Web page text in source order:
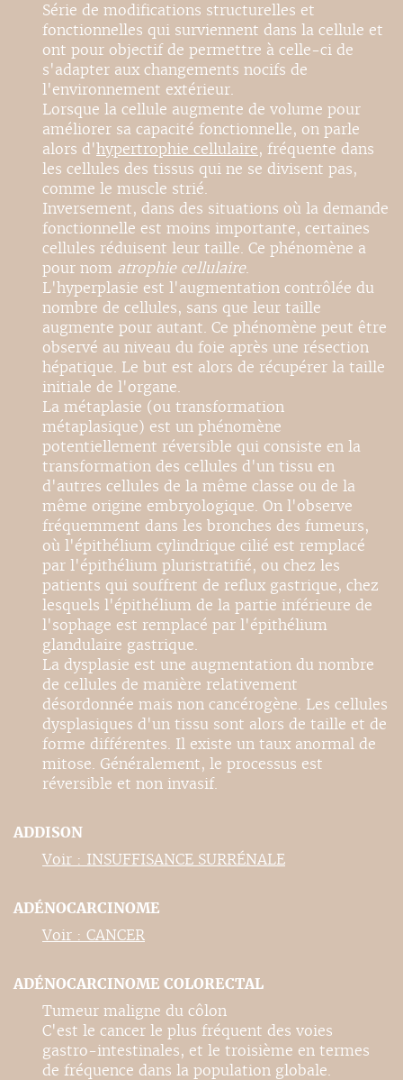
Série de modifications structurelles et
fonctionnelles qui surviennent dans la cellule et
ont pour objectif de permettre à celle-ci de
s'adapter aux changements nocifs de
l'environnement extérieur.
Lorsque la cellule augmente de volume pour
améliorer sa capacité fonctionnelle, on parle
alors d'hypertrophie cellulaire, fréquente dans
les cellules des tissus qui ne se divisent pas,
comme le muscle strié.
Inversement, dans des situations où la demande
fonctionnelle est moins importante, certaines
cellules réduisent leur taille. Ce phénomène a
pour nom atrophie cellulaire.
L'hyperplasie est l'augmentation contrôlée du
nombre de cellules, sans que leur taille
augmente pour autant. Ce phénomène peut être
observé au niveau du foie après une résection
hépatique. Le but est alors de récupérer la taille
initiale de l'organe.
La métaplasie (ou transformation
métaplasique) est un phénomène
potentiellement réversible qui consiste en la
transformation des cellules d'un tissu en
d'autres cellules de la même classe ou de la
même origine embryologique. On l'observe
fréquemment dans les bronches des fumeurs,
où l'épithélium cylindrique cilié est remplacé
par l'épithélium pluristratifié, ou chez les
patients qui souffrent de reflux gastrique, chez
lesquels l'épithélium de la partie inférieure de
l'sophage est remplacé par l'épithélium
glandulaire gastrique.
La dysplasie est une augmentation du nombre
de cellules de manière relativement
désordonnée mais non cancérogène. Les cellules
dysplasiques d'un tissu sont alors de taille et de
forme différentes. Il existe un taux anormal de
mitose. Généralement, le processus est
réversible et non invasif.
ADDISON
Voir : INSUFFISANCE SURRÉNALE
ADÉNOCARCINOME
Voir : CANCER
ADÉNOCARCINOME COLORECTAL
Tumeur maligne du côlon
C'est le cancer le plus fréquent des voies
gastro-intestinales, et le troisième en termes
de fréquence dans la population globale.